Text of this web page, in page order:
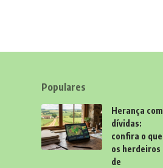
Populares
Herança com
dívidas:
confira o que
os herdeiros
de